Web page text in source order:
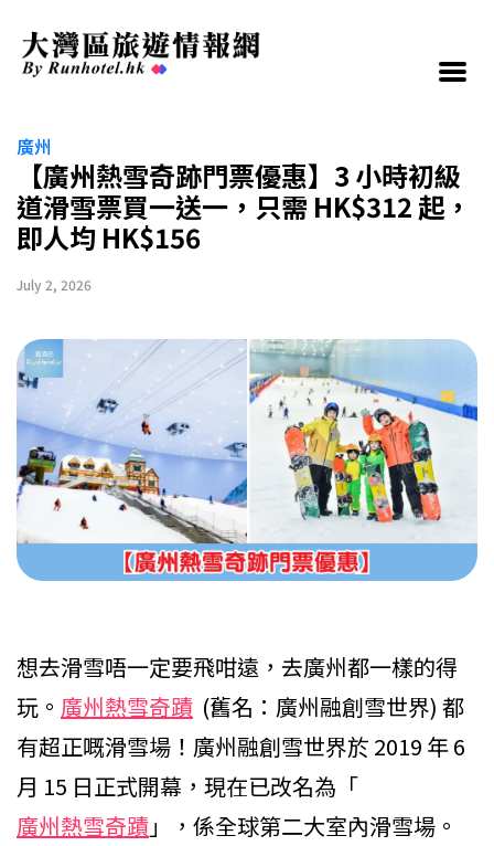
廣州
【廣州熱雪奇跡門票優惠】3 小時初級
道滑雪票買一送一，只需 HK$312 起，
即人均 HK$156
July 2, 2026
想去滑雪唔一定要飛咁遠，去廣州都一樣的得
玩。 廣州熱雪奇蹟 (舊名：廣州融創雪世界) 都
有超正嘅滑雪場！廣州融創雪世界於 2019 年 6
月 15 日正式開幕，現在已改名為「
廣州熱雪奇蹟」，係全球第二大室內滑雪場。